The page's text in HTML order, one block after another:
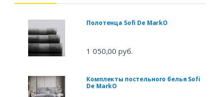
Полотенца Sofi De MarkO
1 050,00 руб.
Комплекты постельного белья Sofi
De MarkO